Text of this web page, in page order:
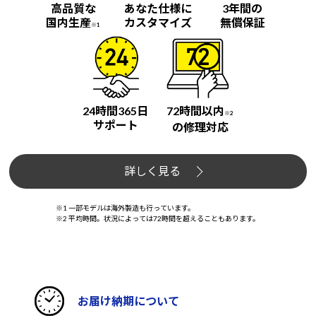
高品質な
国内生産※1
あなた仕様に
カスタマイズ
3年間の
無償保証
24時間365日
サポート
72時間以内 ※2
の修理対応
詳しく見る
※1 一部モデルは海外製造も行っています。
※2 平均時間。状況によっては72時間を超えることもあります。
お届け納期について